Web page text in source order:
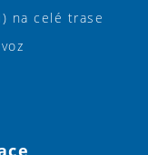
na celé trase